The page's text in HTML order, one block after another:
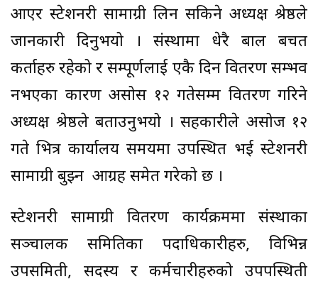
आएर स्टेशनरी सामाग्री लिन सकिने अध्यक्ष श्रेष्ठले
जानकारी दिनुभयो । संस्थामा धेरै बाल बचत
कर्ताहरु रहेको र सम्पूर्णलाई एकै दिन वितरण सम्भव
नभएका कारण असोस १२ गतेसम्म वितरण गरिने
अध्यक्ष श्रेष्ठले बताउनुभयो । सहकारीले असोज १२
गते भित्र कार्यालय समयमा उपस्थित भई स्टेशनरी
सामाग्री बुझ्न आग्रह समेत गरेको छ ।
स्टेशनरी सामाग्री वितरण कार्यक्रममा संस्थाका
सञ्चालक समितिका पदाधिकारीहरु, विभिन्न
उपसमिती, सदस्य र कर्मचारीहरुको उपपस्थिती